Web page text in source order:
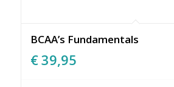
BCAA’s Fundamentals
€39,95